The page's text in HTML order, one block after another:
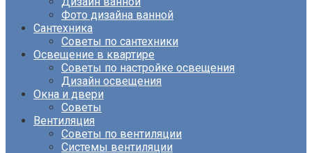
Фото дизайна ванной
Сантехника
Советы по сантехники
Освещение в квартире
Советы по настройке освещения
Дизайн освещения
Окна и двери
Советы
Вентиляция
Советы по вентиляции
Системы вентиляции